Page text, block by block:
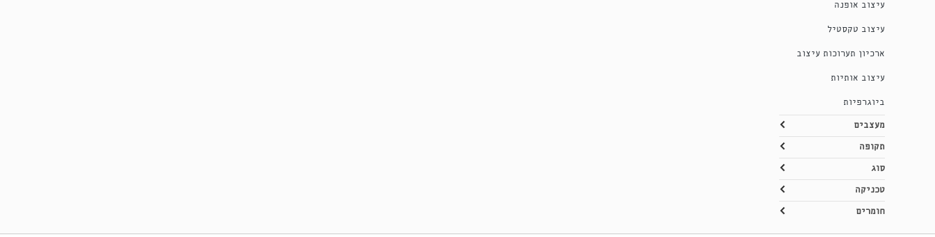
עיצוב אופנה
עיצוב טקסטיל
ארכיון תערוכות עיצוב
עיצוב אותיות
ביוגרפיות
מעצבים
תקופה
סוג
טכניקה
חומרים